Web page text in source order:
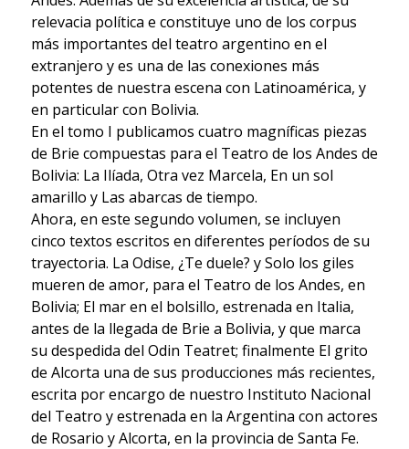
relevacia política e constituye uno de los corpus
más importantes del teatro argentino en el
extranjero y es una de las conexiones más
potentes de nuestra escena con Latinoamérica, y
en particular con Bolivia.
En el tomo I publicamos cuatro magníficas piezas
de Brie compuestas para el Teatro de los Andes de
Bolivia: La Ilíada, Otra vez Marcela, En un sol
amarillo y Las abarcas de tiempo.
Ahora, en este segundo volumen, se incluyen
cinco textos escritos en diferentes períodos de su
trayectoria. La Odise, ¿Te duele? y Solo los giles
mueren de amor, para el Teatro de los Andes, en
Bolivia; El mar en el bolsillo, estrenada en Italia,
antes de la llegada de Brie a Bolivia, y que marca
su despedida del Odin Teatret; finalmente El grito
de Alcorta una de sus producciones más recientes,
escrita por encargo de nuestro Instituto Nacional
del Teatro y estrenada en la Argentina con actores
de Rosario y Alcorta, en la provincia de Santa Fe.